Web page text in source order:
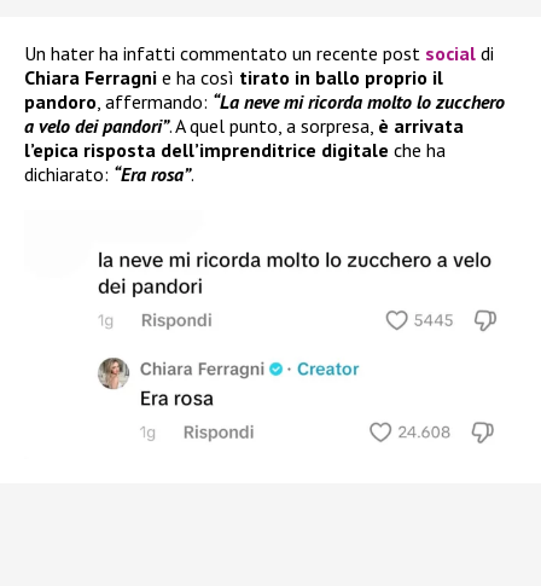
Un hater ha infatti commentato un recente post social di
Chiara Ferragni e ha così tirato in ballo proprio il
pandoro, affermando: “La neve mi ricorda molto lo zucchero
a velo dei pandori”. A quel punto, a sorpresa, è arrivata
l’epica risposta dell’imprenditrice digitale che ha
dichiarato: “Era rosa”.